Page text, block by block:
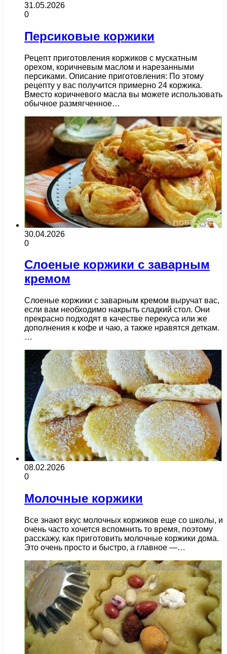
31.05.2026
0
Персиковые коржики
Рецепт приготовления коржиков с мускатным
орехом, коричневым маслом и нарезанными
персиками. Описание приготовления: По этому
рецепту у вас получится примерно 24 коржика.
Вместо коричневого масла вы можете использовать
обычное размягченное…
30.04.2026
0
Слоеные коржики с заварным
кремом
Слоеные коржики с заварным кремом выручат вас,
если вам необходимо накрыть сладкий стол. Они
прекрасно подходят в качестве перекуса или же
дополнения к кофе и чаю, а также нравятся деткам.
…
08.02.2026
0
Молочные коржики
Все знают вкус молочных коржиков еще со школы, и
очень часто хочется вспомнить то время, поэтому
расскажу, как приготовить молочные коржики дома.
Это очень просто и быстро, а главное —…